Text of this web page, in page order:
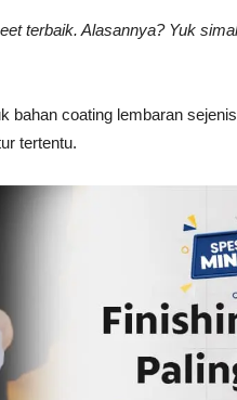
terbaik. Alasannya? Yuk
bahan coating lembaran
tertentu.